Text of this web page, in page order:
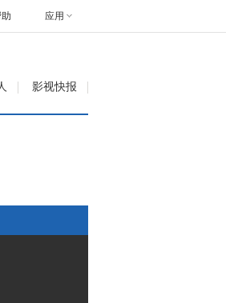
应用
影视快报